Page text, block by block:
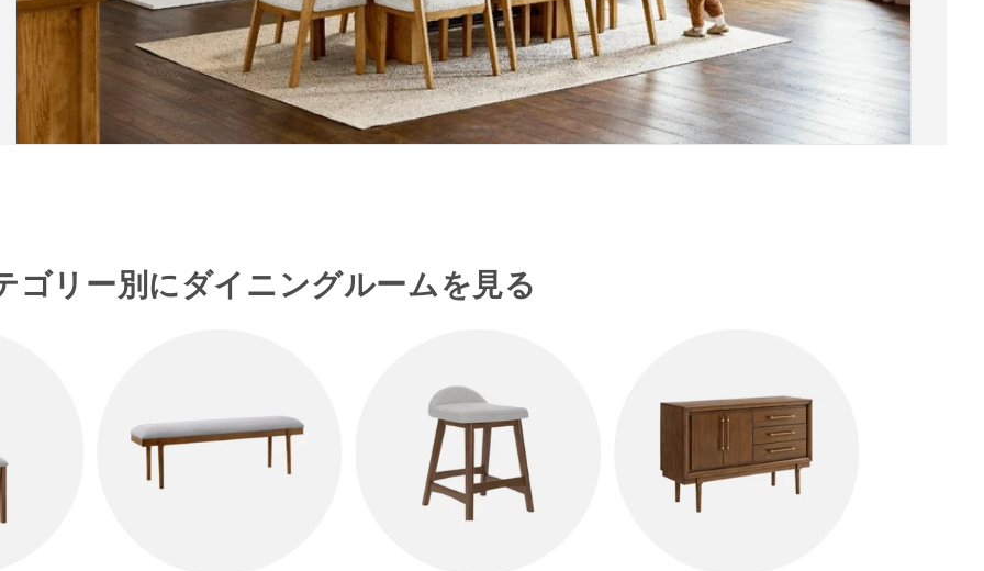
ゴリー別にダイニングルームを見る